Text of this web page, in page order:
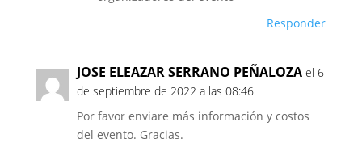
Responder
JOSE ELEAZAR SERRANO PEÑALOZA el 6
de septiembre de 2022 a las 08:46
Por favor enviare más información y costos
del evento. Gracias.